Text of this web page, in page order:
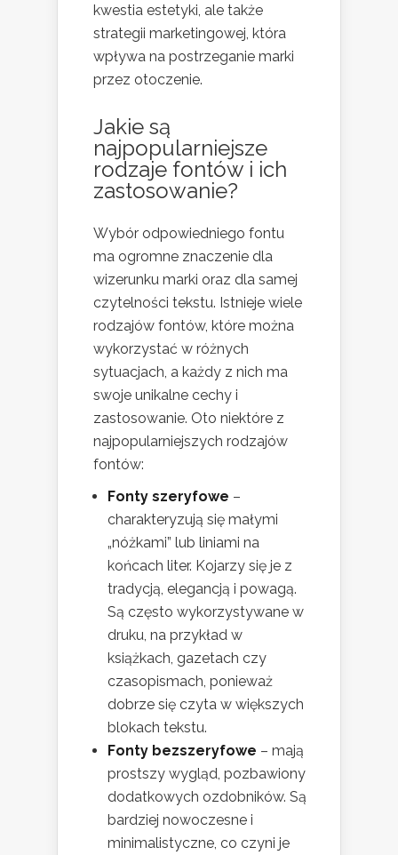
kwestia estetyki, ale także
strategii marketingowej, która
wpływa na postrzeganie marki
przez otoczenie.
Jakie są
najpopularniejsze
rodzaje fontów i ich
zastosowanie?
Wybór odpowiedniego fontu
ma ogromne znaczenie dla
wizerunku marki oraz dla samej
czytelności tekstu. Istnieje wiele
rodzajów fontów, które można
wykorzystać w różnych
sytuacjach, a każdy z nich ma
swoje unikalne cechy i
zastosowanie. Oto niektóre z
najpopularniejszych rodzajów
fontów:
Fonty szeryfowe –
charakteryzują się małymi
„nóżkami” lub liniami na
końcach liter. Kojarzy się je z
tradycją, elegancją i powagą.
Są często wykorzystywane w
druku, na przykład w
książkach, gazetach czy
czasopismach, ponieważ
dobrze się czyta w większych
blokach tekstu.
Fonty bezszeryfowe – mają
prostszy wygląd, pozbawiony
dodatkowych ozdobników. Są
bardziej nowoczesne i
minimalistyczne, co czyni je